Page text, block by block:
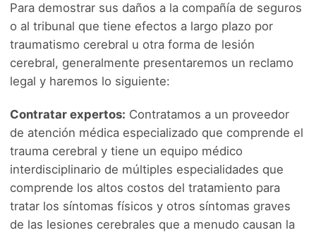
Para demostrar sus daños a la compañía de seguros
o al tribunal que tiene efectos a largo plazo por
traumatismo cerebral u otra forma de lesión
cerebral, generalmente presentaremos un reclamo
legal y haremos lo siguiente:
Contratar expertos: Contratamos a un proveedor
de atención médica especializado que comprende el
trauma cerebral y tiene un equipo médico
interdisciplinario de múltiples especialidades que
comprende los altos costos del tratamiento para
tratar los síntomas físicos y otros síntomas graves
de las lesiones cerebrales que a menudo causan la